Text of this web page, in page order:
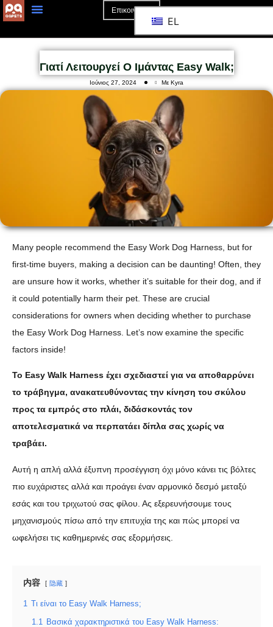
Επικοινωνία
EL
Γιατί Λειτουργεί Ο Ιμάντας Easy Walk;
Ιούνιος 27, 2024 Με Kyra
Many people recommend the Easy Work Dog Harness, but for
first-time buyers, making a decision can be daunting! Often, they
are unsure how it works, whether it’s suitable for their dog, and if
it could potentially harm their pet. These are crucial
considerations for owners when deciding whether to purchase
the Easy Work Dog Harness. Let’s now examine the specific
factors inside!
Το Easy Walk Harness έχει σχεδιαστεί για να αποθαρρύνει
το τράβηγμα, ανακατευθύνοντας την κίνηση του σκύλου
προς τα εμπρός στο πλάι, διδάσκοντάς τον
αποτελεσματικά να περπατάει δίπλα σας χωρίς να
τραβάει.
Αυτή η απλή αλλά έξυπνη προσέγγιση όχι μόνο κάνει τις βόλτες
πιο ευχάριστες αλλά και προάγει έναν αρμονικό δεσμό μεταξύ
εσάς και του τριχωτού σας φίλου. Ας εξερευνήσουμε τους
μηχανισμούς πίσω από την επιτυχία της και πώς μπορεί να
ωφελήσει τις καθημερινές σας εξορμήσεις.
内容 隐藏
1 Τι είναι το Easy Walk Harness;
1.1 Βασικά χαρακτηριστικά του Easy Walk Harness: